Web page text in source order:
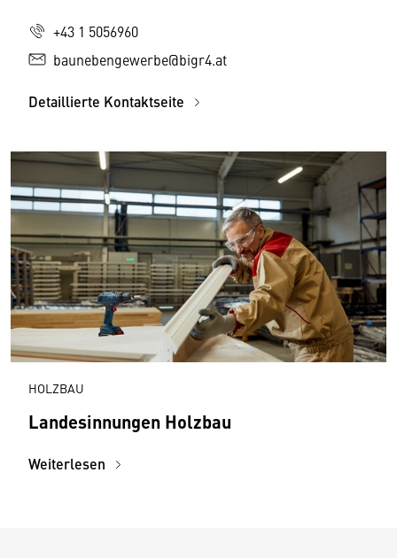
+43 1 5056960
baunebengewerbe@bigr4.at
Detaillierte Kontaktseite
HOLZBAU
Landesinnungen Holzbau
Weiterlesen